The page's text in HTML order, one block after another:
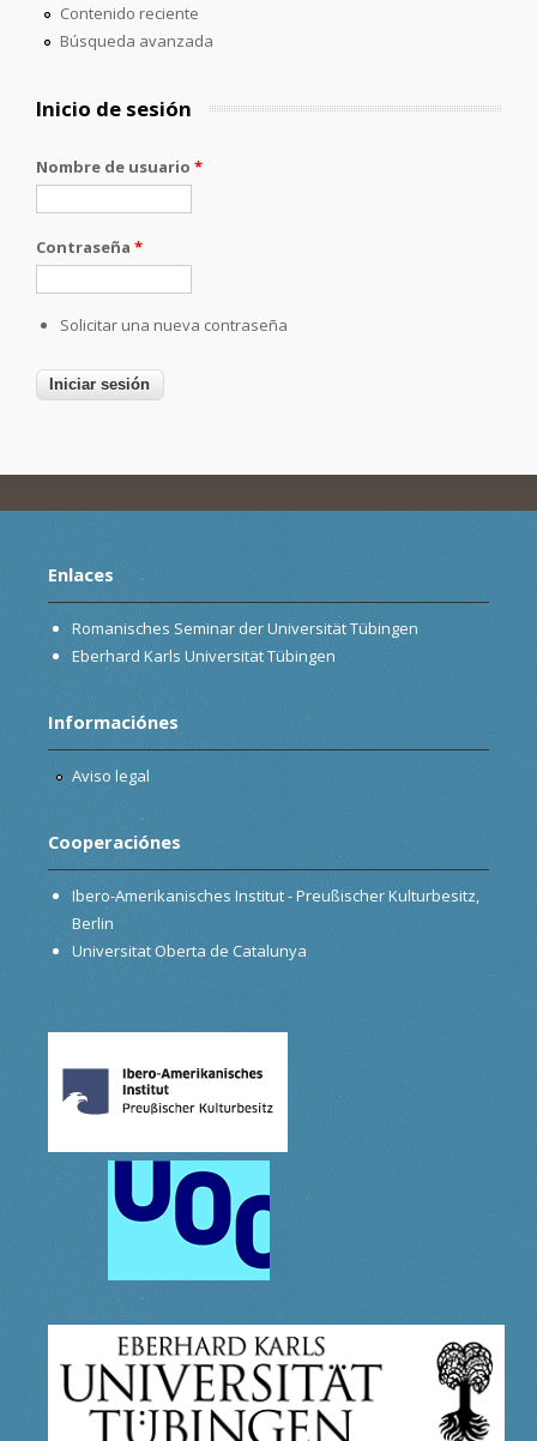
Contenido reciente
Búsqueda avanzada
Inicio de sesión
Nombre de usuario *
Contraseña *
Solicitar una nueva contraseña
Enlaces
Romanisches Seminar der Universität Tübingen
Eberhard Karls Universität Tübingen
Informaciónes
Aviso legal
Cooperaciónes
Ibero-Amerikanisches Institut - Preußischer Kulturbesitz,
Berlin
Universitat Oberta de Catalunya